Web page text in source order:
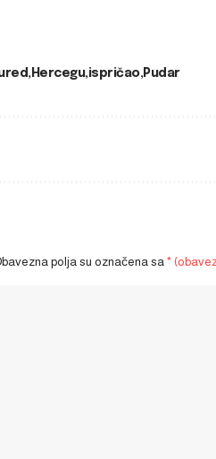
Hercegu ispričao Pudar
polja su označena sa *